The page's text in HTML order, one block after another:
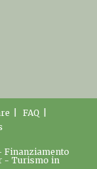
FAQ
Finanziamento
- Turismo in